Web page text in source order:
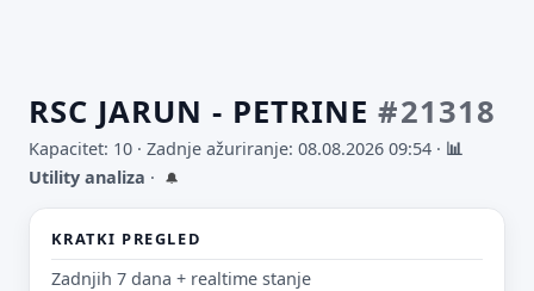
RSC JARUN - PETRINE#21318
Kapacitet: 10 · Zadnje ažuriranje: 08.08.2026 09:54 · 📊
Utility analiza · 🔔
KRATKI PREGLED
Zadnjih 7 dana + realtime stanje